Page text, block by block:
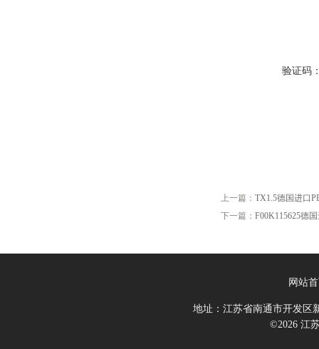
验证码
上一篇： TX1.5德国进口
下一篇： F00K115625德
网站
地址：江苏省南通市开发区
©2026 江